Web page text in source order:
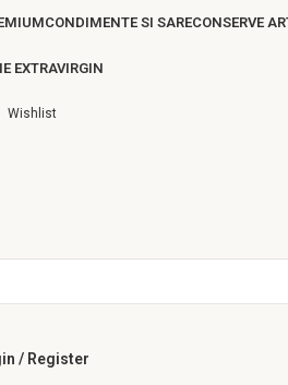
CONDIMENTE SI SARECONSERVE
EXTRAVIRGIN
Wishlist
/ Register